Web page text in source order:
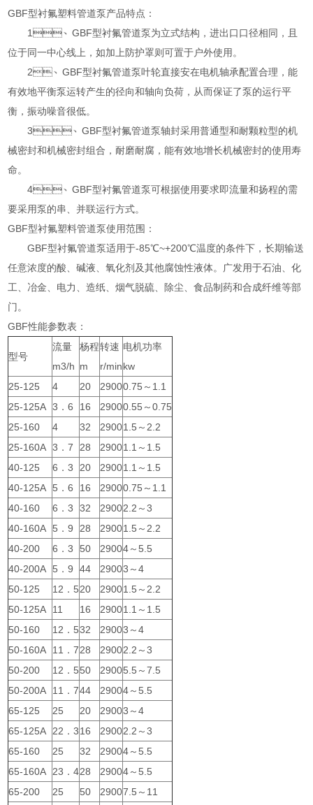
GBF型衬氟塑料管道泵产品特点：
1、GBF型衬氟管道泵为立式结构，进出口口径相同，且
位于同一中心线上，如加上防护罩则可置于户外使用。
2、GBF型衬氟管道泵叶轮直接安在电机轴承配置合理，能
有效地平衡泵运转产生的径向和轴向负荷，从而保证了泵的运行平
衡，振动噪音很低。
3、GBF型衬氟管道泵轴封采用普通型和耐颗粒型的机
械密封和机械密封组合，耐磨耐腐，能有效地增长机械密封的使用寿
命。
4、GBF型衬氟管道泵可根据使用要求即流量和扬程的需
要采用泵的串、并联运行方式。
GBF型衬氟塑料管道泵使用范围：
GBF型衬氟管道泵适用于-85℃~+200℃温度的条件下，长期输送
任意浓度的酸、碱液、氧化剂及其他腐蚀性液体。广发用于石油、化
工、冶金、电力、造纸、烟气脱硫、除尘、食品制药和合成纤维等部
门。
GBF性能参数表：
型号
流量
m3/h
杨程
m
转速
r/min
电机功率
kw
25-125
4 20 29000.75～1.1
25-125A 3．6 16 29000.55～0.75
25-160
4 32 29001.5～2.2
25-160A 3．7 28 29001.1～1.5
40-125
6．3 20 29001.1～1.5
40-125A 5．6 16 29000.75～1.1
40-160
6．3 32 29002.2～3
40-160A 5．9 28 29001.5～2.2
40-200
6．3 50 29004～5.5
40-200A 5．9 44 29003～4
50-125
12．520 29001.5～2.2
50-125A
11 16 29001.1～1.5
50-160
12．532 29003～4
50-160A
11．728 29002.2～3
50-200
12．550 29005.5～7.5
50-200A
11．744 29004～5.5
65-125
25 20 29003～4
65-125A
22．316 29002.2～3
65-160
25 32 29004～5.5
65-160A
23．428 29004～5.5
65-200
25 50 29007.5～11